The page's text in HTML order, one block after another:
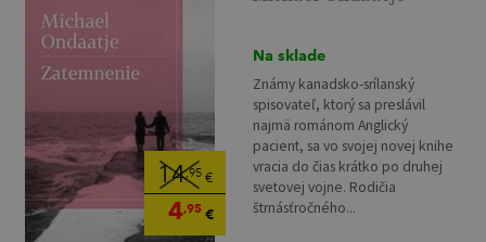
14,95 €
4,95 €
Na sklade
Známy kanadsko-srílanský
spisovateľ, ktorý sa preslávil
najmä románom Anglický
pacient, sa vo svojej novej knihe
vracia do čias krátko po druhej
svetovej vojne. Rodičia
štrnásťročného...